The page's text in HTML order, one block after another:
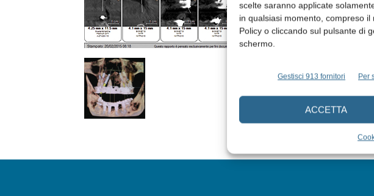
scelte saranno applicate
in qualsiasi momento, compreso
Policy o cliccando sul pulsante di
schermo.
Gestisci 913 fornitori Per
ACCETTA